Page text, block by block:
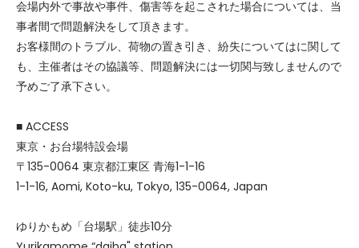
会場内外で事故や事件、傷害等を起こされた場合については、当
事者間で問題解決をして頂きます。
お客様間のトラブル、荷物の置き引き、紛失についてはに関して
も、主催者はその協議等、問題解決には一切関与致しませんので
予めご了承下さい。
■ ACCESS
東京・お台場特設会場
〒135-0064 東京都江東区 青海1-1-16
1-1-16, Aomi, Koto-ku, Tokyo, 135-0064, Japan
ゆりかもめ「台場駅」徒歩10分